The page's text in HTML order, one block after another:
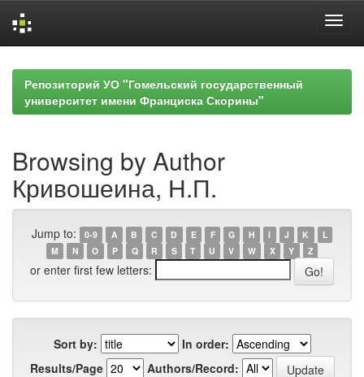
navigationРепозиторий УО "Гомельский государственный
университет имени Франциска Скорины"
Browsing by Author
Кривошеина, Н.П.
Jump to: 0-9 A B C D E F G H I J K
L
M
N O P Q R S T U V W X Y Z
or enter first few letters:
Sort by:
In order:
Results/Page
Authors/Record: